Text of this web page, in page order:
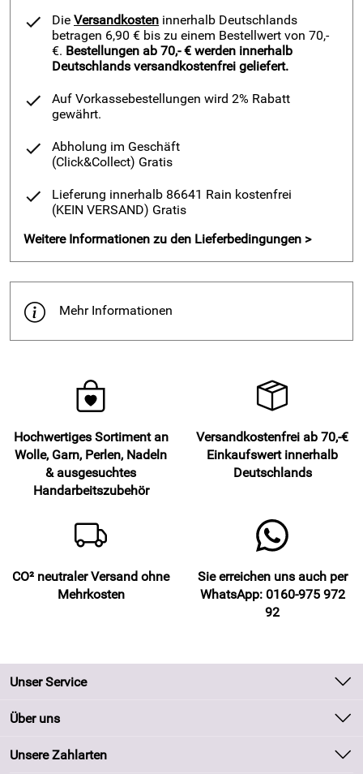
Die Versandkosten innerhalb Deutschlands
betragen 6,90 € bis zu einem Bestellwert von 70,-
€. Bestellungen ab 70,- € werden innerhalb
Deutschlands versandkostenfrei geliefert.
Auf Vorkassebestellungen wird 2% Rabatt
gewährt.
Abholung im Geschäft
(Click&Collect) Gratis
Lieferung innerhalb 86641 Rain kostenfrei
(KEIN VERSAND) Gratis
Weitere Informationen zu den Lieferbedingungen >
Mehr Informationen
Hochwertiges Sortiment an
Wolle, Garn, Perlen, Nadeln
& ausgesuchtes
Handarbeitszubehör
Versandkostenfrei ab 70,-€
Einkaufswert innerhalb
Deutschlands
CO² neutraler Versand ohne
Mehrkosten
Sie erreichen uns auch per
WhatsApp: 0160-975 972
92
Unser Service
Kontakt
Kundeninformationen
Über uns
Unsere Bestseller
Unsere Zahlarten